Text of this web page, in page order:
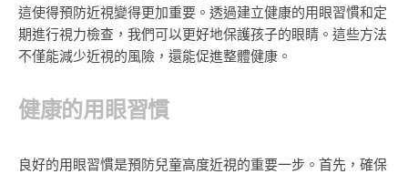
這使得預防近視變得更加重要。透過建立健康的用眼習慣和定
期進行視力檢查，我們可以更好地保護孩子的眼睛。這些方法
不僅能減少近視的風險，還能促進整體健康。
健康的用眼習慣
良好的用眼習慣是預防兒童高度近視的重要一步。首先，確保